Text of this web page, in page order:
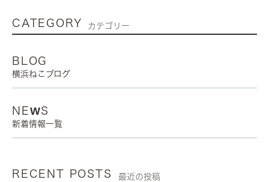
CATEGORY カテゴリー
BLOG
横浜ねこブログ
NEWS
新着情報一覧
RECENT POSTS 最近の投稿